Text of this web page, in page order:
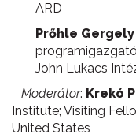
ARD
Prőhle Gergely
John Lukacs
Moderátor: Krekó
Institute; Visiting
United States